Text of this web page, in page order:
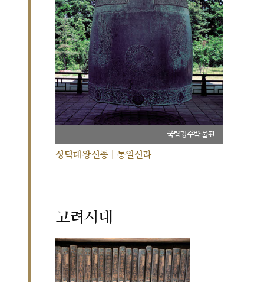
국립경주박물관
성덕대왕신종 | 통일신라
고려시대